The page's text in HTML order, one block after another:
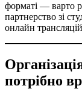
форматі — варто
партнерство зі
онлайн
потрібно